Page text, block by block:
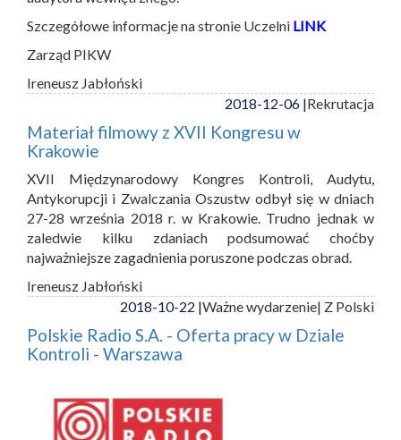
Szczegółowe informacje na stronie Uczelni LINK
Zarząd PIKW
Ireneusz Jabłoński
2018-12-06 |Rekrutacja
Materiał filmowy z XVII Kongresu w
Krakowie
XVII Międzynarodowy Kongres Kontroli, Audytu,
Antykorupcji i Zwalczania Oszustw odbył się w dniach
27-28 września 2018 r. w Krakowie. Trudno jednak w
zaledwie kilku zdaniach podsumować choćby
najważniejsze zagadnienia poruszone podczas obrad.
Ireneusz Jabłoński
2018-10-22 |Ważne wydarzenie| Z Polski
Polskie Radio S.A. - Oferta pracy w Dziale
Kontroli - Warszawa